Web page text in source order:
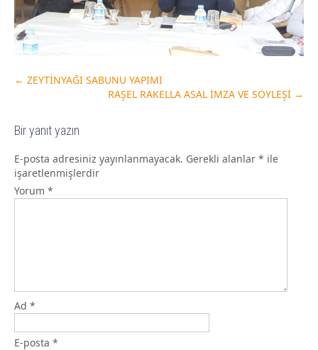
← ZEYTİNYAĞI SABUNU YAPIMI
RAŞEL RAKELLA ASAL İMZA VE SÖYLEŞİ →
Bir yanıt yazın
E-posta adresiniz yayınlanmayacak. Gerekli alanlar * ile
işaretlenmişlerdir
Yorum *
Ad *
E-posta *